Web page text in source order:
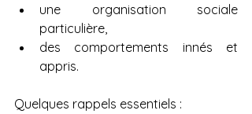
une organisation sociale
particulière,
des comportements innés et
appris.
Quelques rappels essentiels :